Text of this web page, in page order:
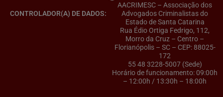
CONTROLADOR(A) DE DADOS:
AACRIMESC – Associação dos
Advogados Criminalistas do
Estado de Santa Catarina
Rua Édio Ortiga Fedrigo, 112,
Morro da Cruz – Centro –
Florianópolis – SC – CEP: 88025-
172
55 48 3228-5007 (Sede)
Horário de funcionamento: 09:00h
– 12:00h / 13:30h – 18:00h